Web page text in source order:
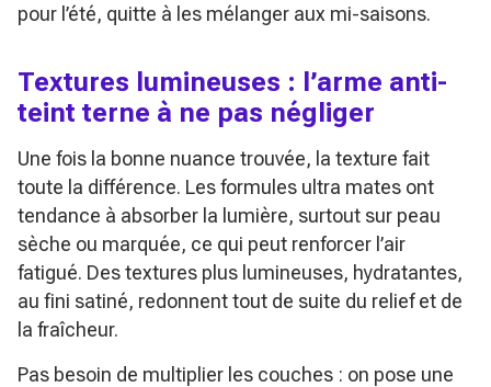
pour l’été, quitte à les mélanger aux mi-saisons.
Textures lumineuses : l’arme anti-
teint terne à ne pas négliger
Une fois la bonne nuance trouvée, la texture fait
toute la différence. Les formules ultra mates ont
tendance à absorber la lumière, surtout sur peau
sèche ou marquée, ce qui peut renforcer l’air
fatigué. Des textures plus lumineuses, hydratantes,
au fini satiné, redonnent tout de suite du relief et de
la fraîcheur.
Pas besoin de multiplier les couches : on pose une